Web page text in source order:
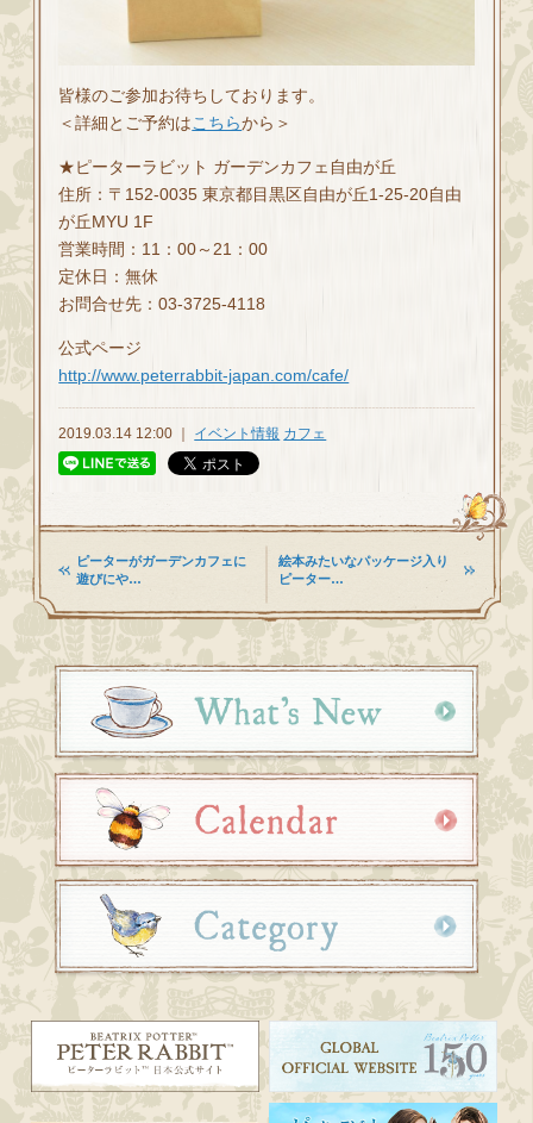
皆様のご参加お待ちしております。
＜詳細とご予約はこちらから＞
★ピーターラビット ガーデンカフェ自由が丘
住所：〒152-0035 東京都目黒区自由が丘1-25-20自由
が丘MYU 1F
営業時間：11：00～21：00
定休日：無休
お問合せ先：03-3725-4118
公式ページ
http://www.peterrabbit-japan.com/cafe/
2019.03.14 12:00 ｜ イベント情報 カフェ
ピーターがガーデンカフェに
遊びにや…
絵本みたいなパッケージ入り
ピーター…